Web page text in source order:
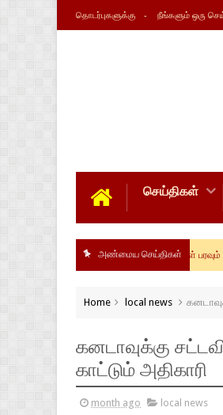
தொடர்புகளுக்கு நீங்களும் ஒரு
செய்திகள்
அண்மைய செய்திகள்
எலிக் காய்ச்சல், தொற்று நோய்கள் பரவும் அபாயம்
Home local news
கனடாவுக்கு
காட்டும் அதிகாரி
month ago local news